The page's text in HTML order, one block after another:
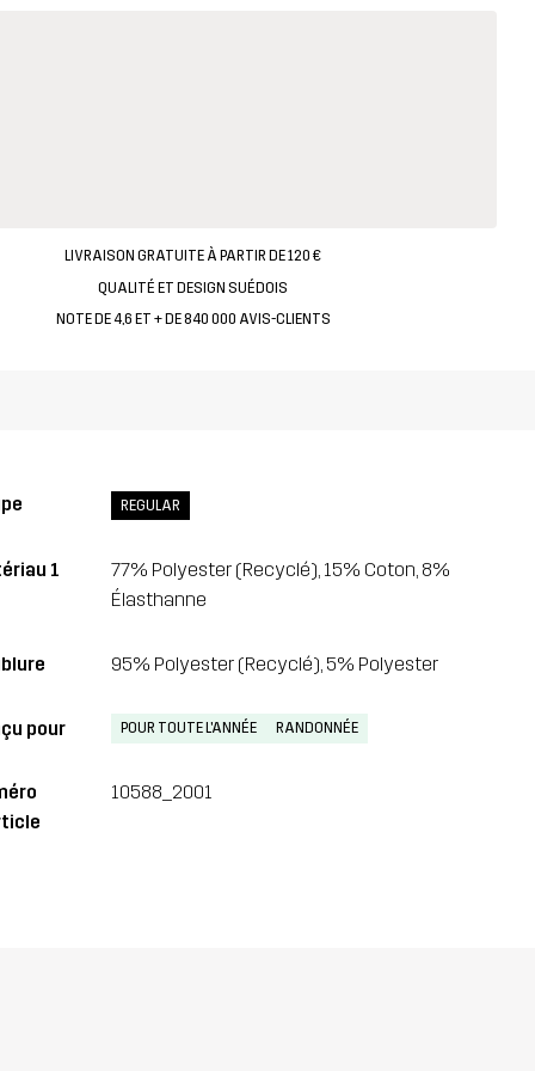
LIVRAISON GRATUITE À PARTIR DE 120 €
QUALITÉ ET DESIGN SUÉDOIS
NOTE DE 4,6 ET + DE 840 000 AVIS-CLIENTS
REGULAR
1
77% Polyester (Recyclé), 15% Coton, 8%
Élasthanne
95% Polyester (Recyclé), 5% Polyester
pour POUR TOUTE L'ANNÉE RANDONNÉE
10588_2001